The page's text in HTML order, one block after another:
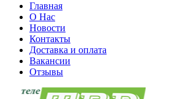
Главная
О Нас
Новости
Контакты
Доставка и оплата
Вакансии
Отзывы